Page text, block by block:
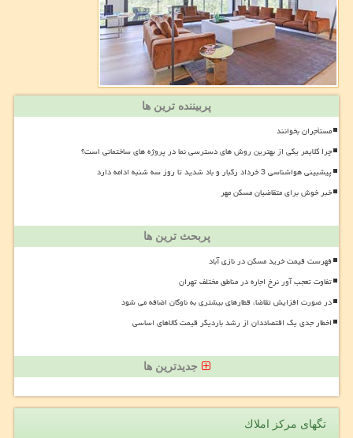
پربیننده ترین ها
مستأجران بخوانند
چرا کلایمر یکی از بهترین روش های دسترسی نما در پروژه های ساختمانی است؟
پیشبینی هواشناسی 3 خرداد رگبار و باد شدید تا روز سه شنبه ادامه دارد
خبر خوش برای متقاضیان مسکن مهر
پربحث ترین ها
فهرست قیمت خرید مسکن در نازی آباد
تفاوت تعجب آور نرخ اجاره در مناطق مختلف تهران
در صورت افزایش تقاضا، قطارهای بیشتری به ناوگان اضافه می شود
اخطار جدی یک اقتصاددان از رشد باردیگر قیمت کالاهای اساسی
جدیدترین ها
تگهای مركز املاك